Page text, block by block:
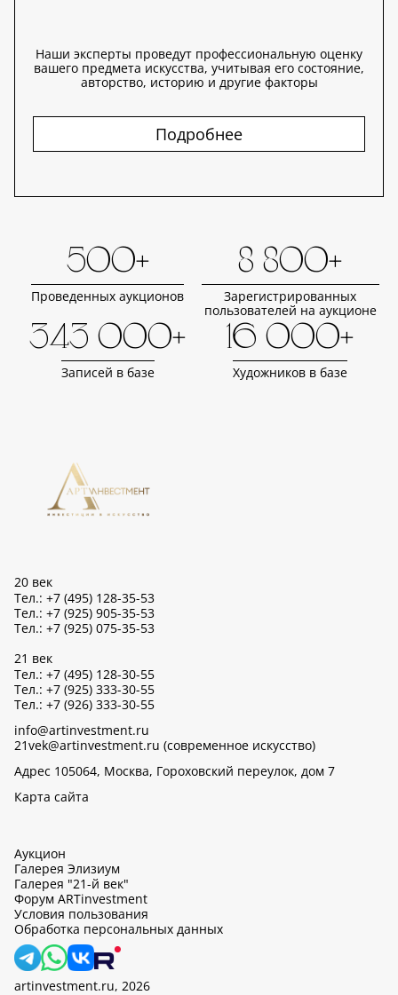
Наши эксперты проведут профессиональную оценку
вашего предмета искусства, учитывая его состояние,
авторство, историю и другие факторы
Подробнее
500+
Проведенных аукционов
8 800+
Зарегистрированных
пользователей на аукционе
343 000+
Записей в базе
16 000+
Художников в базе
20 век
Тел.: +7 (495) 128-35-53
Тел.: +7 (925) 905-35-53
Тел.: +7 (925) 075-35-53
21 век
Тел.: +7 (495) 128-30-55
Тел.: +7 (925) 333-30-55
Тел.: +7 (926) 333-30-55
info@artinvestment.ru
21vek@artinvestment.ru (современное искусство)
Адрес 105064, Москва, Гороховский переулок, дом 7
Карта сайта
Аукцион
Галерея Элизиум
Галерея "21-й век"
Форум ARTinvestment
Условия пользования
Обработка персональных данных
artinvestment.ru, 2026